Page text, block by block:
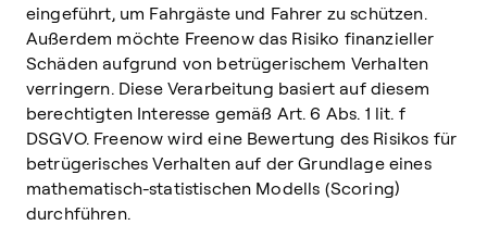
eingeführt, um Fahrgäste und Fahrer zu schützen.
Außerdem möchte Freenow das Risiko finanzieller
Schäden aufgrund von betrügerischem Verhalten
verringern. Diese Verarbeitung basiert auf diesem
berechtigten Interesse gemäß Art. 6 Abs. 1 lit. f
DSGVO. Freenow wird eine Bewertung des Risikos für
betrügerisches Verhalten auf der Grundlage eines
mathematisch-statistischen Modells (Scoring)
durchführen.